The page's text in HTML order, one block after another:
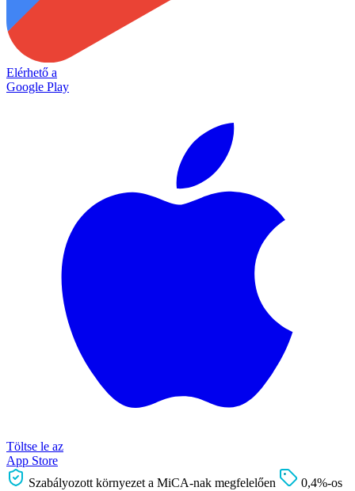
Elérhető a
Google Play
Töltse le az
App Store
Szabályozott környezet a MiCA-nak megfelelően
0,4%-os